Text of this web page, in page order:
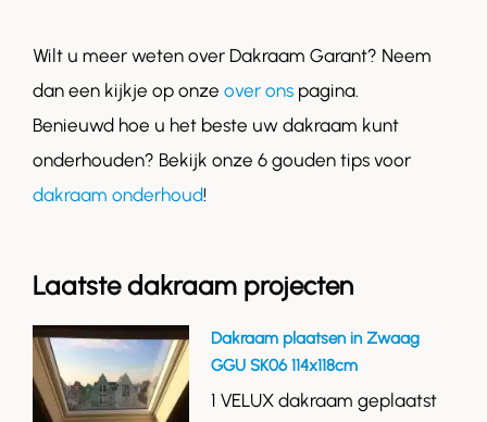
Wilt u meer weten over Dakraam Garant? Neem
dan een kijkje op onze over ons pagina.
Benieuwd hoe u het beste uw dakraam kunt
onderhouden? Bekijk onze 6 gouden tips voor
dakraam onderhoud!
Laatste dakraam projecten
Dakraam plaatsen in Zwaag
GGU SK06 114x118cm
1 VELUX dakraam geplaatst